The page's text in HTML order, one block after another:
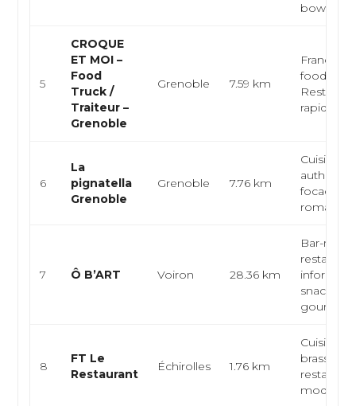
bowl et
5
CROQUE
ET MOI –
Food
Truck /
Traiteur –
Grenoble
Grenoble 7.59 km
food,
rapide
6
La
pignatella
Grenoble
Grenoble 7.76 km
Cuisine
focaccia,
7 Ô B’ART Voiron 28.36 km
Bar-
snacking
gourm...
8
FT Le
Restaurant
Échirolles 1.76 km
Cuisine
brasserie,